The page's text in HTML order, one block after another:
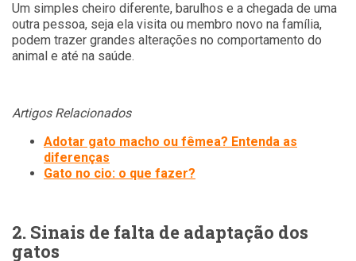
Um simples cheiro diferente, barulhos e a chegada de uma
outra pessoa, seja ela visita ou membro novo na família,
podem trazer grandes alterações no comportamento do
animal e até na saúde.
Artigos Relacionados
Adotar gato macho ou fêmea? Entenda as
diferenças
Gato no cio: o que fazer?
2. Sinais de falta de adaptação dos
gatos